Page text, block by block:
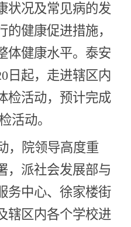
状况及常见病的发
健康促进措施，
体健康水平。泰安
日起，走进辖区内
检活动，预计完成
活动。
，院领导高度重
，派社会发展部与
务中心、徐家楼街
辖区内各个学校进